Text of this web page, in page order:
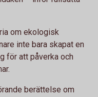
om ekologisk
inte bara skapat en
för att påverka och
berättelse om